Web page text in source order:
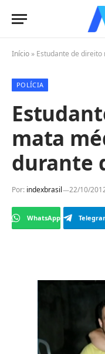
Início » Estudante de
POLÍCIA
mata
durante
Por: indexbrasil 22/10/
WhatsApp